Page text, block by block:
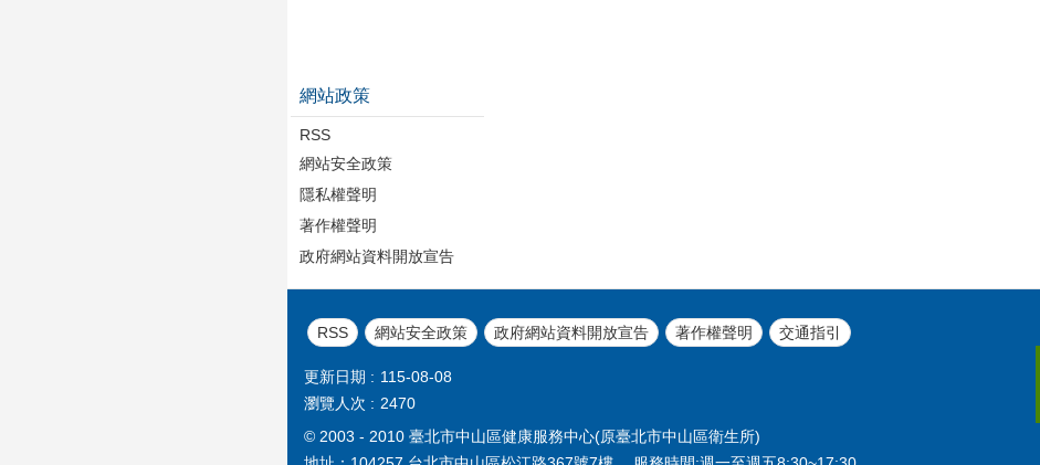
網站政策
RSS
網站安全政策
隱私權聲明
著作權聲明
政府網站資料開放宣告
RSS 網站安全政策 政府網站資料開放宣告 著作權聲明 交通指引
更新日期
115-08-08
瀏覽人次
2470
© 2003 - 2010 臺北市中山區健康服務中心(原臺北市中山區衛生所)